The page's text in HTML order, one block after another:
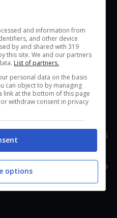
che sono stati
e delle
società o a
i requisiti e dichiara i
Lo
pagamento
con un po’ più di
abbiamo fatto, che si
data di scadenza che
Categorie che vanno
se si rientra nel
and information from
and other device
by and shared with 319
this site. We and our partners
List of partners.
personal data on the basis
can object to by managing
at the bottom of this page
withdraw consent in privacy
options